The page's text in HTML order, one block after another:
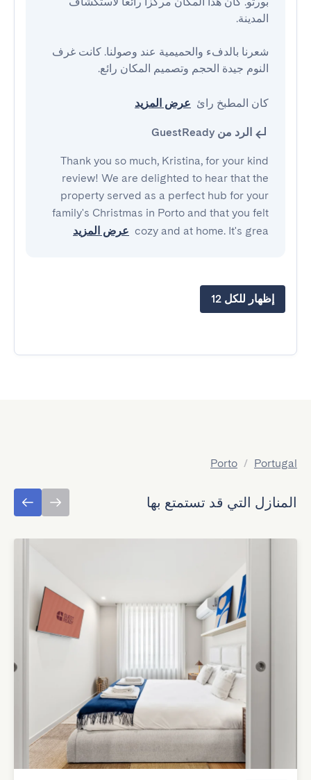
كان المطبخ رائ عرض المزيد
الرد من GuestReady
Thank you so much, Kristina, for your kind
review! We are delighted to hear that the
property served as a perfect hub for your
family's Christmas in Porto and that you felt
cozy and at home. It's grea عرض المزيد
إظهار للكل 12
Portugal
/
Porto
المنازل التي قد تستمتع بها